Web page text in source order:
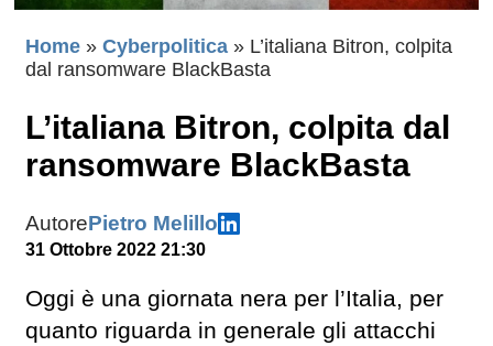
Home » Cyberpolitica » L’italiana Bitron, colpita
dal ransomware BlackBasta
L’italiana Bitron, colpita dal
ransomware BlackBasta
AutorePietro Melillo
31 Ottobre 2022 21:30
Oggi è una giornata nera per l’Italia, per
quanto riguarda in generale gli attacchi